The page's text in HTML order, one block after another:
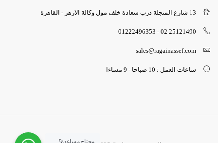
13 شارع المنجلة درب سعادة خلف مول وكالة الازهر - القاهرة
25121490 02 - 01222496353
sales@ragainassef.com
ساعات العمل : 10 صباحا - 9 مساءا
محتاج مساعدة؟